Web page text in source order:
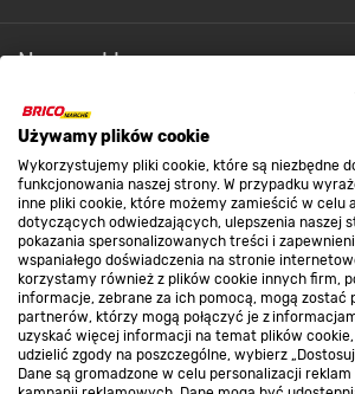
Używamy plików cookie
Wykorzystujemy pliki cookie, które są niezbędne
funkcjonowania naszej strony. W przypadku
inne pliki cookie, które możemy zamieścić w celu
dotyczących odwiedzających, ulepszenia naszej
pokazania spersonalizowanych treści i
wspaniałego doświadczenia na stronie
korzystamy również z plików cookie innych firm,
informacje, zebrane za ich pomocą, mogą zostać
partnerów, którzy mogą połączyć je z
uzyskać więcej informacji na temat plików
udzielić zgody na poszczególne, wybierz
Dane są gromadzone w celu personalizacji
Nasze sklepy
O nas
Kontakt do sklepu
Strefa biznesu
Dołącz do nas